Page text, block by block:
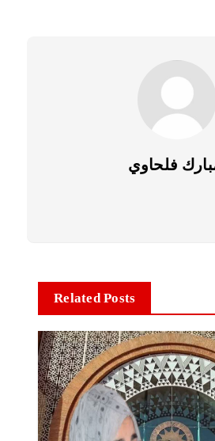
فلحاوي
Related Posts